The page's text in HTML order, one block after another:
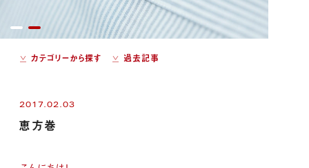
カテゴリーから探す 過去記事
2017.02.03
恵方巻